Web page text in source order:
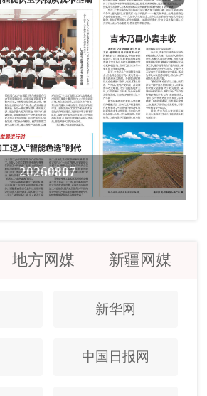
20260807
地方网媒 新疆网媒
新华网
中国日报网